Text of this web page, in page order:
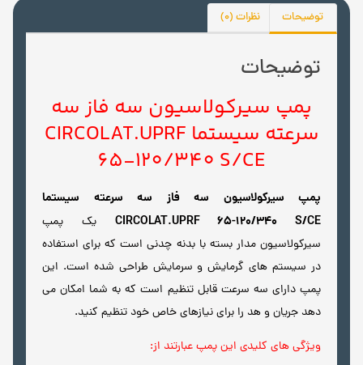
توضیحات نظرات (0)
توضیحات
پمپ سیرکولاسیون سه فاز سه
سرعته سیستما CIRCOLAT.UPRF
65-120/340 S/CE
پمپ سیرکولاسیون سه فاز سه سرعته سیستما
CIRCOLAT.UPRF 65-120/340 S/CE یک پمپ
سیرکولاسیون مدار بسته با بدنه چدنی است که برای استفاده
در سیستم های گرمایش و سرمایش طراحی شده است. این
پمپ دارای سه سرعت قابل تنظیم است که به شما امکان می
دهد جریان و هد را برای نیازهای خاص خود تنظیم کنید.
ویژگی های کلیدی این پمپ عبارتند از: